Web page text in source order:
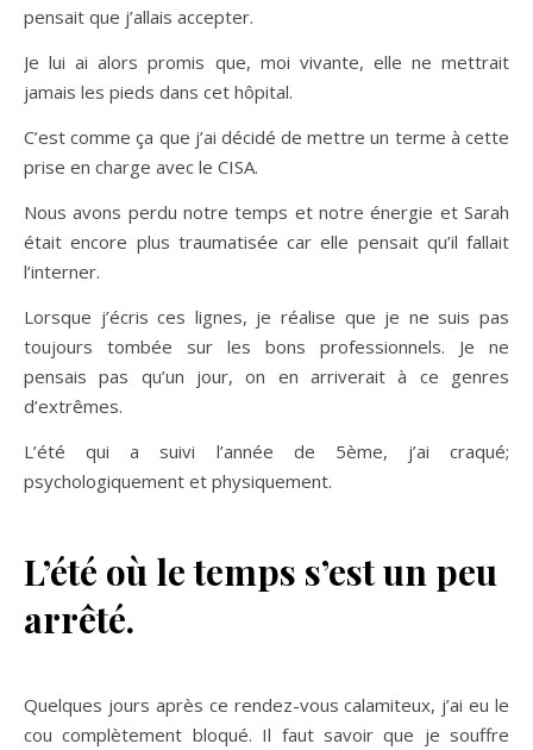
pensait que j’allais accepter.
Je lui ai alors promis que, moi vivante, elle ne mettrait
jamais les pieds dans cet hôpital.
C’est comme ça que j’ai décidé de mettre un terme à cette
prise en charge avec le CISA.
Nous avons perdu notre temps et notre énergie et Sarah
était encore plus traumatisée car elle pensait qu’il fallait
l’interner.
Lorsque j’écris ces lignes, je réalise que je ne suis pas
toujours tombée sur les bons professionnels. Je ne
pensais pas qu’un jour, on en arriverait à ce genres
d’extrêmes.
L’été qui a suivi l’année de 5ème, j’ai craqué;
psychologiquement et physiquement.
L’été où le temps s’est un peu
arrêté.
Quelques jours après ce rendez-vous calamiteux, j’ai eu le
cou complètement bloqué. Il faut savoir que je souffre